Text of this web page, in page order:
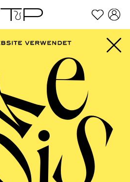
Zum Footer springen
ESSEN